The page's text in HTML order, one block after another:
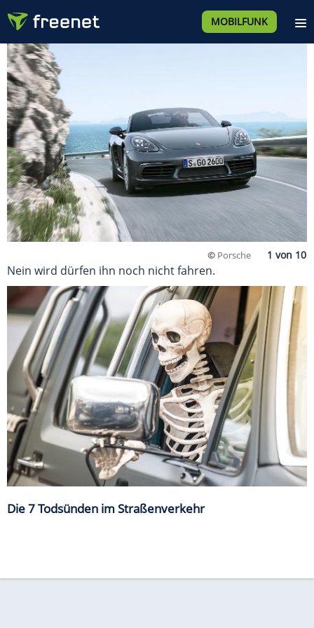
MOBILFUNK
© Porsche
Nein wird dürfen ihn noch nicht fahren.
Die 7 Todsünden im Straßenverkehr